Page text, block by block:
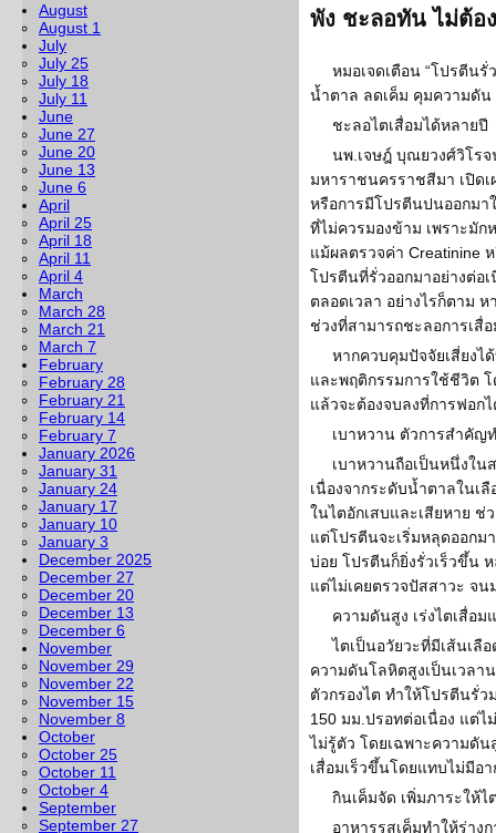
August
August 1
July
July 25
July 18
July 11
June
June 27
June 20
June 13
June 6
April
April 25
April 18
April 11
April 4
March
March 28
March 21
March 7
February
February 28
February 21
February 14
February 7
January 2026
January 31
January 24
January 17
January 10
January 3
December 2025
December 27
December 20
December 13
December 6
November
November 29
November 22
November 15
November 8
October
October 25
October 11
October 4
September
September 27
พัง ชะลอทัน ไม่ต้อ
หมอเจดเตือน “โปรตีน
น้ำตาล ลดเค็ม คุมความดัน
ชะลอไตเสื่อมได้หลายปี
นพ.เจษฎ์ บุณยวงศ์วิโรจ
มหาราชนครราชสีมา เปิดเ
หรือการมีโปรตีนปนออกม
ที่ไม่ควรมองข้าม เพราะมัก
แม้ผลตรวจค่า Creatinine
โปรตีนที่รั่วออกมาอย่างต่อ
ตลอดเวลา อย่างไรก็ตาม
ช่วงที่สามารถชะลอการเสื่
หากควบคุมปัจจัยเสี่ยง
และพฤติกรรมการใช้ชีวิต
แล้วจะต้องจบลงที่การฟอกไ
เบาหวาน ตัวการสำคัญ
เบาหวานถือเป็นหนึ่งใน
เนื่องจากระดับน้ำตาลในเ
ในไตอักเสบและเสียหาย ช่
แต่โปรตีนจะเริ่มหลุดออกม
บ่อย โปรตีนก็ยิ่งรั่วเร็วขึ้น
แต่ไม่เคยตรวจปัสสาวะ จน
ความดันสูง เร่งไตเสื่อม
ไตเป็นอวัยวะที่มีเส้นเลื
ความดันโลหิตสูงเป็นเวลา
ตัวกรองไต ทำให้โปรตีนรั่
150 มม.ปรอทต่อเนื่อง แต่
ไม่รู้ตัว โดยเฉพาะความดั
เสื่อมเร็วขึ้นโดยแทบไม่มีอา
กินเค็มจัด เพิ่มภาระให้ไ
อาหารรสเค็มทำให้ร่าง